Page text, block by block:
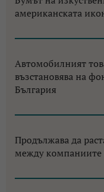
американската
Автомобилният
възстановява на
България
Продължава да
между компаниите